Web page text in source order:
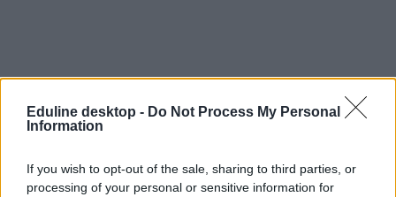
Eduline desktop - Do Not Process My Personal
Information
If you wish to opt-out of the sale, sharing to third parties, or
processing of your personal or sensitive information for